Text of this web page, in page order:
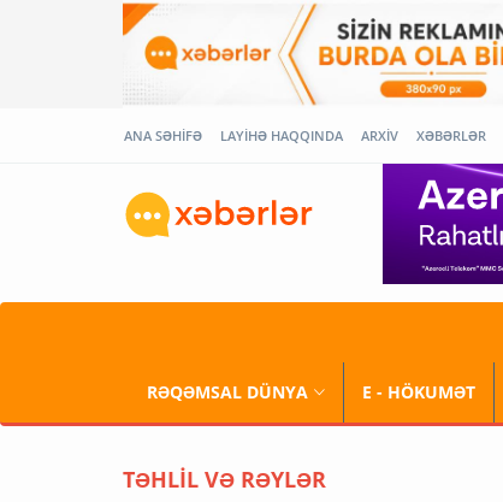
ANA SƏHİFƏ LAYİHƏ HAQQINDA ARXİV XƏBƏRLƏR
RƏQƏMSAL DÜNYA E - HÖKUMƏT
TƏHLİL VƏ RƏYLƏR